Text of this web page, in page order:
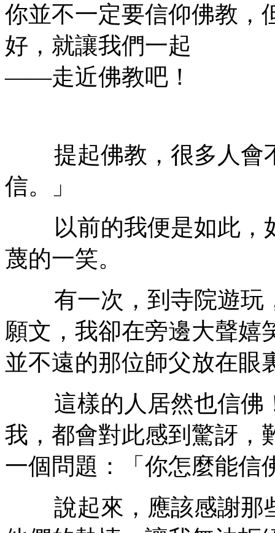
你並不一定要信仰佛教，
好，就讓我們一起
——走近佛教吧！
提起佛教，很多人會
信。」
以前的我便是如此，
蔑的一笑。
有一次，到寺院遊玩
願文，我卻在旁邊大聲嬉
並不遠的那位師父放在眼
這樣的人居然也信佛
我，都會對此感到驚訝，
一個問題：「你怎麼能信
說起來，應該感謝那